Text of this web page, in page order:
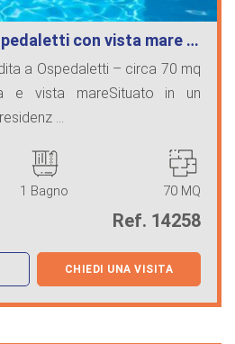
con vista mare …
a Ospedaletti – circa 70 mq
e vista mareSituato in un
...
1 Bagno 70 MQ
Ref. 14258
CHIEDI UNA VISITA